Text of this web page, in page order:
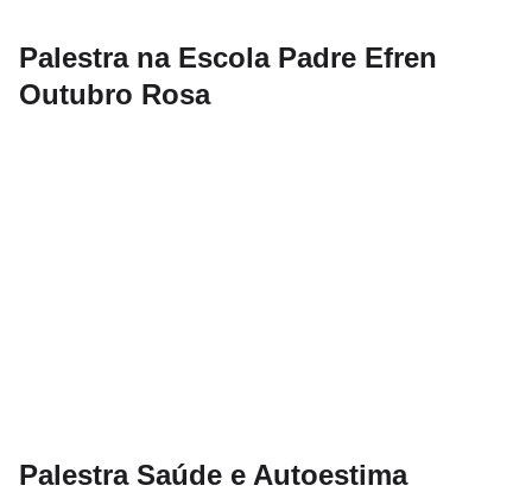
Palestra na Escola Padre Efren
Outubro Rosa
Palestra Saúde e Autoestima